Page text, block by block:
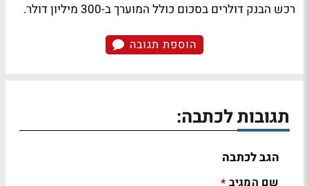
רכש הבנק דולרים בסכום כולל המוערך ב-300 מיליון דולר.
הוספת תגובה
תגובות לכתבה:
הגב לכתבה